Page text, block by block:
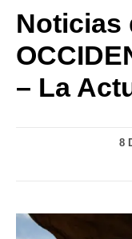
Noticias
– La
8